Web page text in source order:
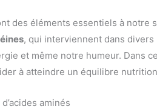
des éléments essentiels à notre
, qui interviennent dans
et même notre humeur. Dans
à atteindre un équilibre
aminés